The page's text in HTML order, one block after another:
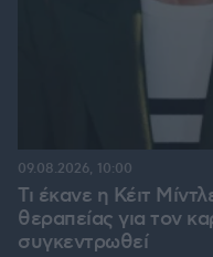
Τι έκανε η Κέιτ
θεραπείας για τον
συγκεντρωθεί
09.08.2026, 10:00